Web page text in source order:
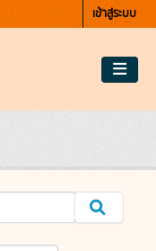
เข้าสู่ระบบ